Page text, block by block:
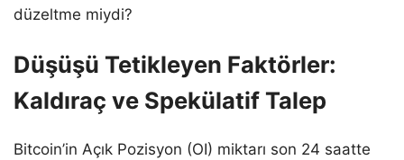
düzeltme miydi?
Düşüşü Tetikleyen Faktörler:
Kaldıraç ve Spekülatif Talep
Bitcoin’in Açık Pozisyon (OI) miktarı son 24 saatte